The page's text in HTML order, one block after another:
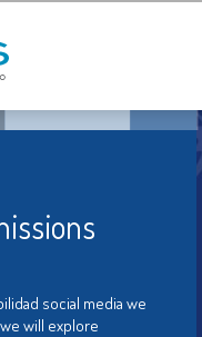
social media we
will explore